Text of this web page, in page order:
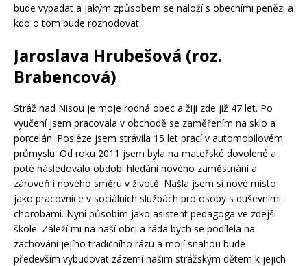
bude vypadat a jakým způsobem se naloží s obecními penězi a
kdo o tom bude rozhodovat.
Jaroslava Hrubešová (roz.
Brabencová)
Stráž nad Nisou je moje rodná obec a žiji zde již 47 let. Po
vyučení jsem pracovala v obchodě se zaměřením na sklo a
porcelán. Posléze jsem strávila 15 let prací v automobilovém
průmyslu. Od roku 2011 jsem byla na mateřské dovolené a
poté následovalo období hledání nového zaměstnání a
zároveň i nového směru v životě. Našla jsem si nové místo
jako pracovnice v sociálních službách pro osoby s duševními
chorobami. Nyní působím jako asistent pedagoga ve zdejší
škole. Záleží mi na naší obci a ráda bych se podílela na
zachování jejího tradičního rázu a mojí snahou bude
především vybudovat zázemí našim strážským dětem k jejich